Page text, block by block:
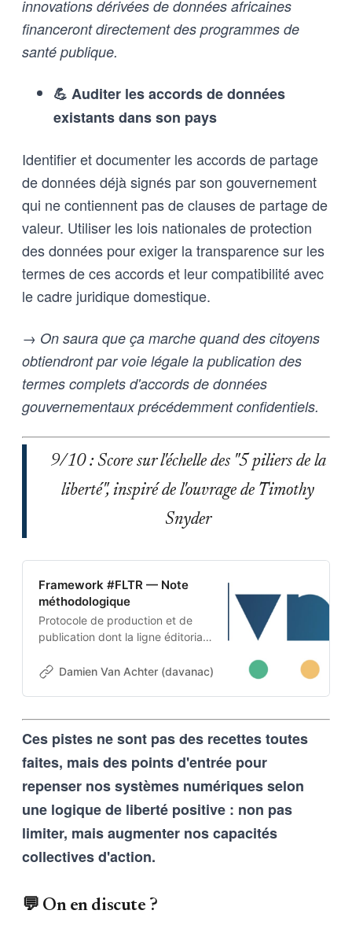
innovations dérivées de données africaines
financeront directement des programmes de
santé publique.
💪 Auditer les accords de données
existants dans son pays
Identifier et documenter les accords de partage
de données déjà signés par son gouvernement
qui ne contiennent pas de clauses de partage de
valeur. Utiliser les lois nationales de protection
des données pour exiger la transparence sur les
termes de ces accords et leur compatibilité avec
le cadre juridique domestique.
→ On saura que ça marche quand des citoyens
obtiendront par voie légale la publication des
termes complets d'accords de données
gouvernementaux précédemment confidentiels.
9/10 : Score sur l'échelle des "5 piliers de la
liberté", inspiré de l'ouvrage de Timothy
Snyder
Framework #FLTR — Note
méthodologique
Protocole de production et de
publication dont la ligne éditoriale
projet. Cette architecture auto-
techniques, imposées tant aux
outils d’intelligence artificielle
et vice-versa
Damien Van Achter (davanac) Damien Van Achter
Ces pistes ne sont pas des recettes toutes
faites, mais des points d'entrée pour
repenser nos systèmes numériques selon
une logique de liberté positive : non pas
limiter, mais augmenter nos capacités
collectives d'action.
💬 On en discute ?